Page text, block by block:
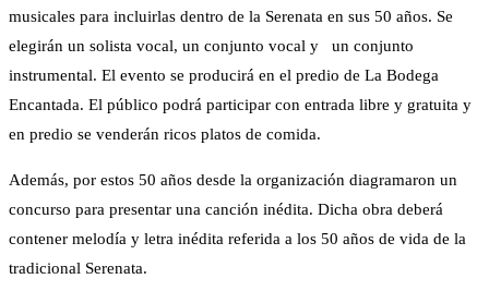
musicales para incluirlas dentro de la Serenata en sus 50 años. Se
elegirán un solista vocal, un conjunto vocal y un conjunto
instrumental. El evento se producirá en el predio de La Bodega
Encantada. El público podrá participar con entrada libre y gratuita y
en predio se venderán ricos platos de comida.
Además, por estos 50 años desde la organización diagramaron un
concurso para presentar una canción inédita. Dicha obra deberá
contener melodía y letra inédita referida a los 50 años de vida de la
tradicional Serenata.